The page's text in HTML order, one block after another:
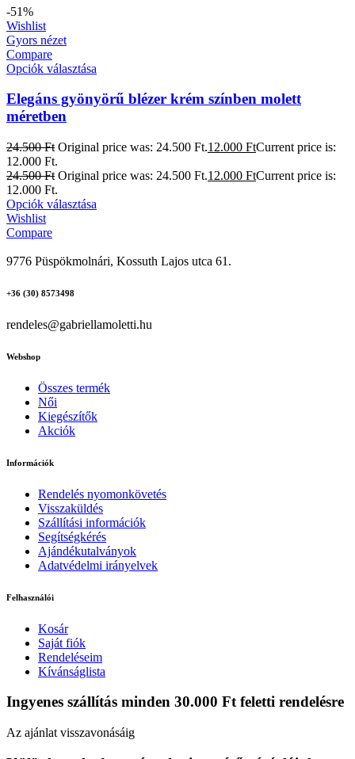
-51%
Wishlist
Gyors nézet
Compare
Opciók választása
Elegáns gyönyörű blézer krém színben molett
méretben
24.500Ft Original price was: 24.500 Ft.12.000 FtCurrent price is:
12.000 Ft.
24.500Ft Original price was: 24.500 Ft.12.000 FtCurrent price is:
12.000 Ft.
Opciók választása
Wishlist
Compare
9776 Püspökmolnári, Kossuth Lajos utca 61.
+36 (30) 8573498
rendeles@gabriellamoletti.hu
Webshop
Összes termék
Női
Kiegészítők
Akciók
Információk
Rendelés nyomonkövetés
Visszaküldés
Szállítási információk
Segítségkérés
Ajándékutalványok
Adatvédelmi irányelvek
Felhasználói
Kosár
Saját fiók
Rendeléseim
Kívánságlista
Ingyenes szállítás minden 30.000 Ft feletti rendelésre
Az ajánlat visszavonásáig